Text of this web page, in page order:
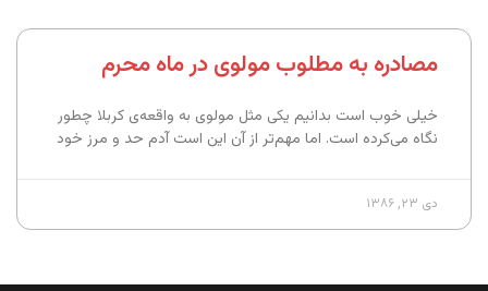
مصادره به مطلوب مولوی در ماه محرم
خیلی خوب است بدانیم یکی مثل مولوی به واقعه‌ی کربلا چطور
نگاه می‌کرده است. اما مهم‌تر از آن این است آدم حد و مرز خود
دی ۲۳, ۱۳۸۶